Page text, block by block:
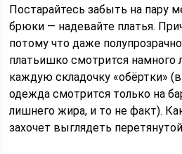
Постарайтесь забыть на пару
брюки — надевайте платья.
потому что даже
платьишко смотрится
каждую складочку «обёртки»
одежда смотрится только на
лишнего жира, и то не факт).
захочет выглядеть